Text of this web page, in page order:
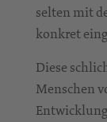
selten mit
konkret
Diese
Menschen